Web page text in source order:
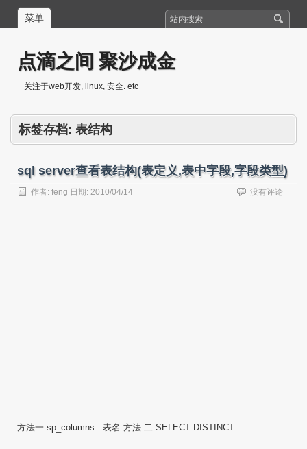
菜单
点滴之间 聚沙成金
关注于web开发, linux, 安全. etc
标签存档: 表结构
sql server查看表结构(表定义,表中字段,字段类型)
作者: feng 日期: 2010/04/14 没有评论
方法一 sp_columns 表名 方法 二 SELECT DISTINCT …